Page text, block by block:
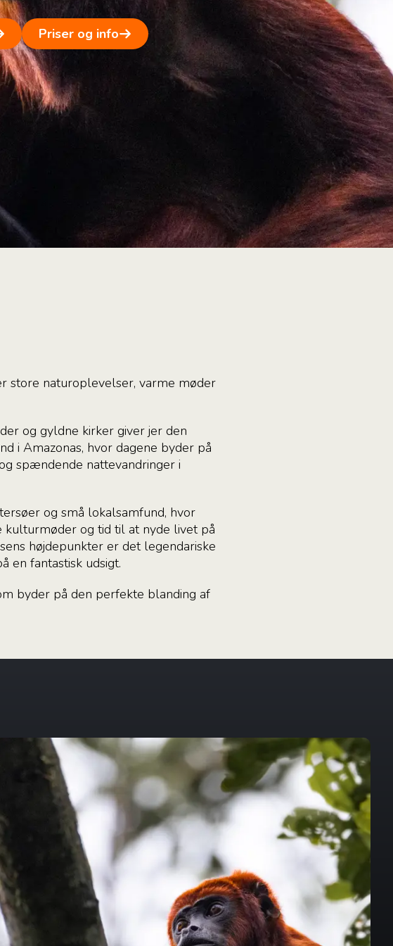
Priser og info
store naturoplevelser, varme møder
og gyldne kirker giver jer den
i Amazonas, hvor dagene byder på
spændende nattevandringer i
og små lokalsamfund, hvor
og tid til at nyde livet på
højdepunkter er det legendariske
en fantastisk udsigt.
byder på den perfekte blanding af